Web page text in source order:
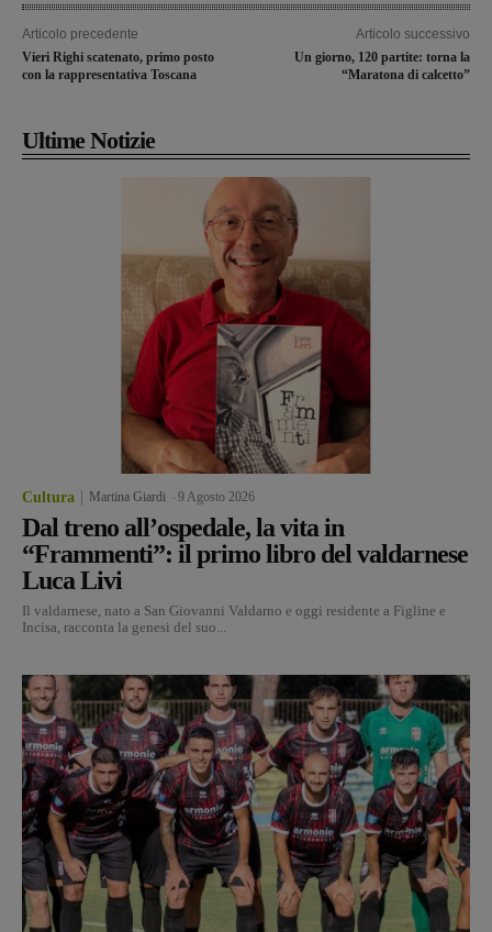
Articolo precedente
Vieri Righi scatenato, primo posto
con la rappresentativa Toscana
Articolo successivo
Un giorno, 120 partite: torna la
“Maratona di calcetto”
Ultime Notizie
Cultura Martina Giardi 9 Agosto 2026
Dal treno all’ospedale, la vita in
“Frammenti”: il primo libro del valdarnese
Luca Livi
Il valdarnese, nato a San Giovanni Valdarno e oggi residente a Figline e
Incisa, racconta la genesi del suo...